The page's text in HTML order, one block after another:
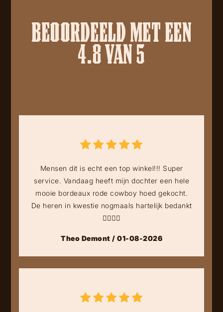
BEOORDEELD MET EEN
4.8 VAN 5
Mensen dit is echt een top winkel!!! Super
service. Vandaag heeft mijn dochter een hele
mooie bordeaux rode cowboy hoed gekocht.
De heren in kwestie nogmaals hartelijk bedankt
👍🏻👍🏻
Theo Demont / 01-08-2026